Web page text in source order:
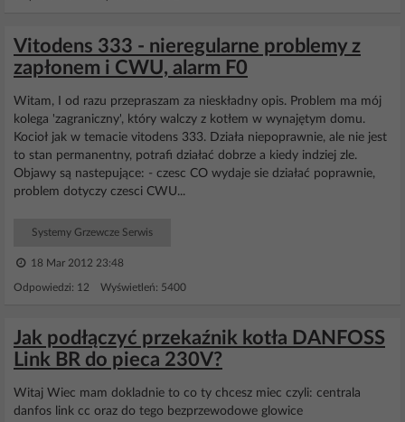
Vitodens 333 - nieregularne problemy z
zapłonem i CWU, alarm F0
Witam, I od razu przepraszam za nieskładny opis. Problem ma mój
kolega 'zagraniczny', który walczy z kotłem w wynajętym domu.
Kocioł jak w temacie vitodens 333. Działa niepoprawnie, ale nie jest
to stan permanentny, potrafi działać dobrze a kiedy indziej zle.
Objawy są nastepujące: - czesc CO wydaje sie działać poprawnie,
problem dotyczy czesci CWU...
Systemy Grzewcze Serwis
18 Mar 2012 23:48
Odpowiedzi: 12 Wyświetleń: 5400
Jak podłączyć przekaźnik kotła DANFOSS
Link BR do pieca 230V?
Witaj Wiec mam dokladnie to co ty chcesz miec czyli: centrala
danfos link cc oraz do tego bezprzewodowe glowice